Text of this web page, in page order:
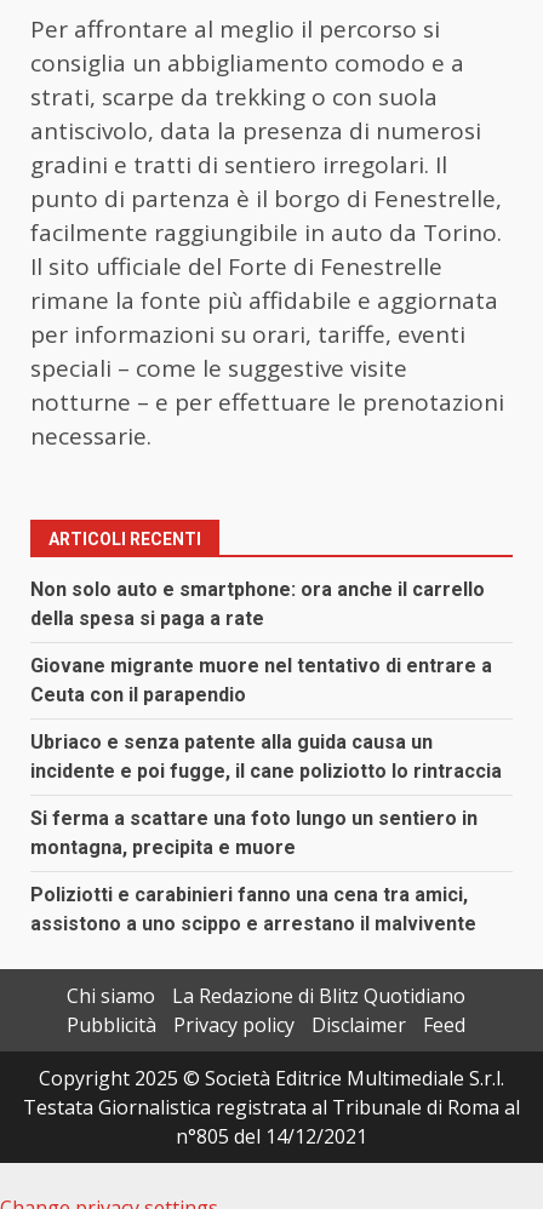
Per affrontare al meglio il percorso si
consiglia un abbigliamento comodo e a
strati, scarpe da trekking o con suola
antiscivolo, data la presenza di numerosi
gradini e tratti di sentiero irregolari. Il
punto di partenza è il borgo di Fenestrelle,
facilmente raggiungibile in auto da Torino.
Il sito ufficiale del Forte di Fenestrelle
rimane la fonte più affidabile e aggiornata
per informazioni su orari, tariffe, eventi
speciali – come le suggestive visite
notturne – e per effettuare le prenotazioni
necessarie.
ARTICOLI RECENTI
Non solo auto e smartphone: ora anche il carrello
della spesa si paga a rate
Giovane migrante muore nel tentativo di entrare a
Ceuta con il parapendio
Ubriaco e senza patente alla guida causa un
incidente e poi fugge, il cane poliziotto lo rintraccia
Si ferma a scattare una foto lungo un sentiero in
montagna, precipita e muore
Poliziotti e carabinieri fanno una cena tra amici,
assistono a uno scippo e arrestano il malvivente
Chi siamo
La Redazione di Blitz Quotidiano
Pubblicità
Privacy policy Disclaimer
Feed
Copyright 2025 © Società Editrice Multimediale S.r.l.
Testata Giornalistica registrata al Tribunale di Roma al
n°805 del 14/12/2021